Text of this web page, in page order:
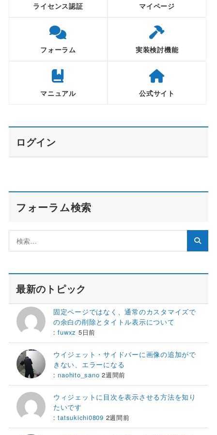
ライセンス認証 マイページ
フォーラム 実装検討機能
マニュアル 公式サイト
ログイン
フォーラム検索
最新のトピック
固定ページではなく、通常のカスタマイズで
の余白の削除とタイトル表示について
:fuwxz 5日前
ウイジェット・サイドバーに画像の追加がで
きない、エラーになる
: naohito_sano 2週間前
ウィジェットに目次を表示させる方法を知り
たいです
:tatsukichi0809 2週間前